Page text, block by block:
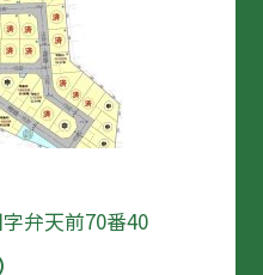
弁天前70番40